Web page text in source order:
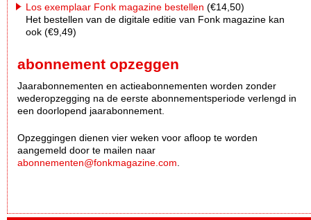
Los exemplaar Fonk magazine bestellen (€14,50)
Het bestellen van de digitale editie van Fonk magazine kan
ook (€9,49)
abonnement opzeggen
Jaarabonnementen en actieabonnementen worden zonder
wederopzegging na de eerste abonnementsperiode verlengd in
een doorlopend jaarabonnement.
Opzeggingen dienen vier weken voor afloop te worden
aangemeld door te mailen naar
abonnementen@fonkmagazine.com